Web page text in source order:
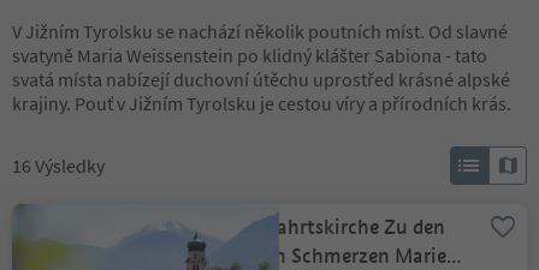
V Jižním Tyrolsku se nachází několik poutních míst. Od slavné
svatyně Maria Weissenstein po klidný klášter Sabiona - tato
svatá místa nabízejí duchovní útěchu uprostřed krásné alpské
krajiny. Pouť v Jižním Tyrolsku je cestou víry a přírodních krás.
16 Výsledky
Wallfahrtskirche Zu den
Sieben Schmerzen Mariens